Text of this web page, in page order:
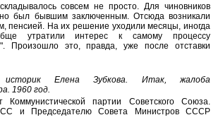
совсем не просто. Для чиновников
был бывшим заключенным. Отсюда возникали
пенсией. На их решение уходили месяцы, иногда
утратили интерес к самому процессу
Произошло это, правда, уже после отставки
Елена Зубкова. Итак, жалоба
1960 год.
партии Советского Союза.
и Председателю Совета Министров СССР